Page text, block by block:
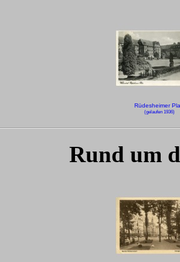
Rüdesheimer
(gelaufen 1936)
Rund um